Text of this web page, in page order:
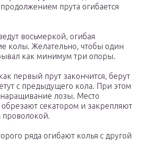
прута огибается
восьмеркой, огибая
колы. Желательно, чтобы один
как минимум три опоры.
первый прут закончится, берут
с предыдущего кола. При этом
лозы. Место
секатором и закрепляют
проволокой.
ряда огибают колья с другой